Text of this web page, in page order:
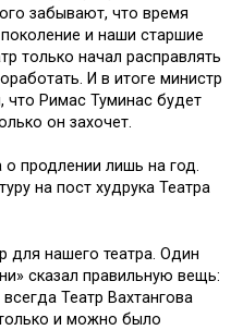
забывают, что время
и наши старшие
только начал расправлять
И в итоге министр
что Римас Туминас будет
он захочет.
продлении лишь на год.
на пост худрука Театра
для нашего театра. Один
сказал правильную вещь:
Театр Вахтангова
и можно было